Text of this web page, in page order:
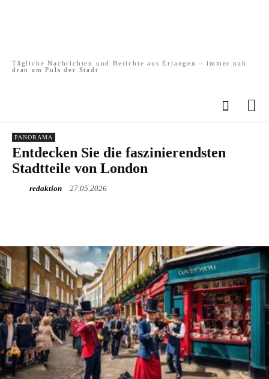
Tägliche Nachrichten und Berichte aus Erlangen – immer nah
dran am Puls der Stadt
PANORAMA
Entdecken Sie die faszinierendsten
Stadtteile von London
redaktion 27.05.2026